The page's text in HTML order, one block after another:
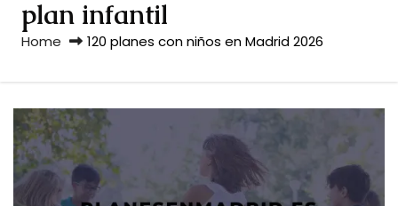
plan infantil
Home 120 planes con niños en Madrid 2026